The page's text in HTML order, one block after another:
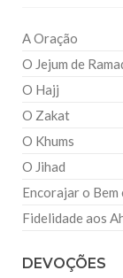
A Oração
O Jejum de
O Hajj
O Zakat
O Khums
O Jihad
Encorajar o
Fidelidade aos
DEVOÇÕES